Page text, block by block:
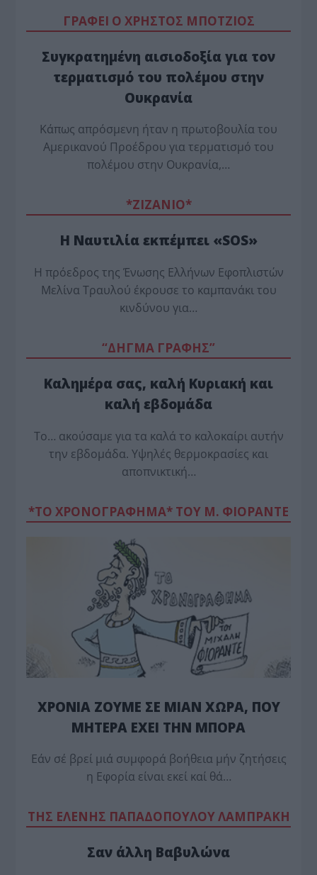
ΓΡΑΦΕΙ Ο ΧΡΗΣΤΟΣ ΜΠΟΤΖΙΟΣ
Συγκρατημένη αισιοδοξία για τον
τερματισμό του πολέμου στην
Ουκρανία
Κάπως απρόσμενη ήταν η πρωτοβουλία του
Αμερικανού Προέδρου για τερματισμό του
πολέμου στην Ουκρανία,…
*ZΙΖΑΝΙΟ*
Η Ναυτιλία εκπέμπει «SOS»
Η πρόεδρος της Ένωσης Ελλήνων Εφοπλιστών
Μελίνα Τραυλού έ­κρουσε το καμπανάκι του
κινδύνου για…
“ΔΗΓΜΑ ΓΡΑΦΗΣ”
Καλημέρα σας, καλή Κυριακή και
καλή εβδομάδα
Το… ακούσαμε για τα καλά το καλοκαίρι αυτήν
την εβδομάδα. Υψηλές θερμοκρασίες και
αποπνικτική…
*ΤΟ ΧΡΟΝΟΓΡΑΦΗΜΑ* ΤΟΥ Μ. ΦΙΟΡΆΝΤΕ
ΧΡΟΝΙΑ ΖΟΥΜΕ ΣΕ ΜΙΑΝ ΧΩΡΑ, ΠΟΥ
ΜΗΤΕΡΑ ΕΧΕΙ ΤΗΝ ΜΠΟΡΑ
Εάν σέ βρεί μιά συμφορά βοήθεια μήν ζητήσεις
η Εφορία είναι εκεί καί θά…
TΗΣ ΕΛΕΝΗΣ ΠΑΠΑΔΟΠΟΥΛΟΥ ΛΑΜΠΡΑΚΗ
Σαν άλλη Βαβυλώνα